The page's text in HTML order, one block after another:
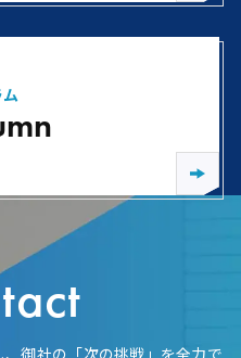
御社の「次の挑戦」を全力で